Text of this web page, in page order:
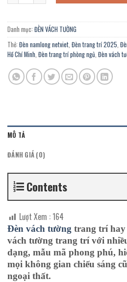
Danh mục: ĐÈN VÁCH TƯỜNG
Thẻ: Đèn namlong netviet, Đèn trang trí 2025,
Hồ Chí Minh, Đèn trang trí phòng ngủ, Đèn vách
MÔ TẢ
ĐÁNH GIÁ (0)
Contents
Lượt Xem :164
Đèn vách tường trang trí hay
vách tường trang trí với
dạng, mẫu mã phong phú,
mọi không gian chiếu sáng
ngoại thất.